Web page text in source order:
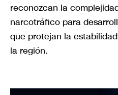
reconozcan la
narcotráfico para
que protejan la
la región.